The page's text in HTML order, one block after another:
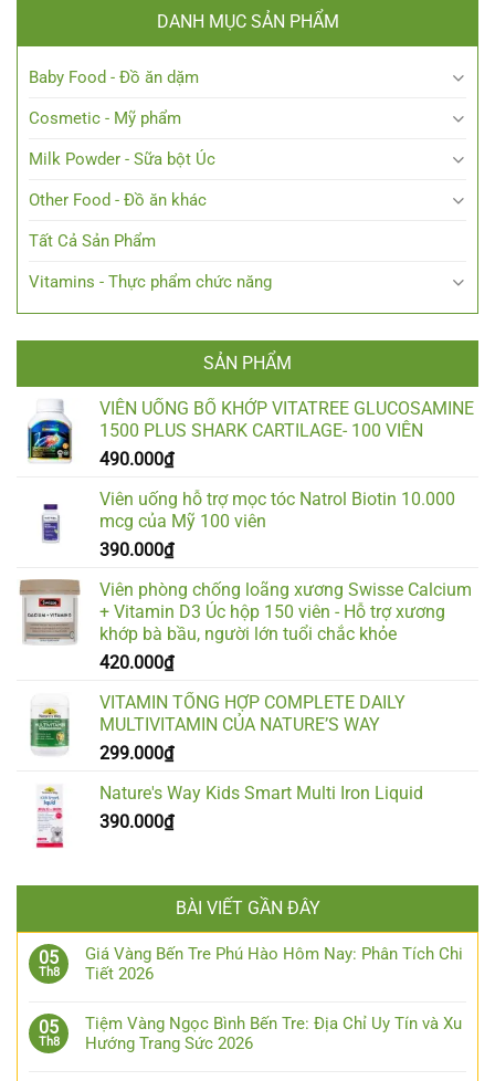
DANH MỤC SẢN PHẨM
Baby Food - Đồ ăn dặm
Cosmetic - Mỹ phẩm
Milk Powder - Sữa bột Úc
Other Food - Đồ ăn khác
Tất Cả Sản Phẩm
Vitamins - Thực phẩm chức năng
SẢN PHẨM
VIÊN UỐNG BỔ KHỚP VITATREE GLUCOSAMINE
1500 PLUS SHARK CARTILAGE- 100 VIÊN
490.000₫
Viên uống hỗ trợ mọc tóc Natrol Biotin 10.000
mcg của Mỹ 100 viên
390.000₫
Viên phòng chống loãng xương Swisse Calcium
+ Vitamin D3 Úc hộp 150 viên - Hỗ trợ xương
khớp bà bầu, người lớn tuổi chắc khỏe
420.000₫
VITAMIN TỔNG HỢP COMPLETE DAILY
MULTIVITAMIN CỦA NATURE’S WAY
299.000₫
Nature's Way Kids Smart Multi Iron Liquid
390.000₫
BÀI VIẾT GẦN ĐÂY
05
Th8
Giá Vàng Bến Tre Phú Hào Hôm Nay: Phân Tích Chi
Tiết 2026
05
Th8
Tiệm Vàng Ngọc Bình Bến Tre: Địa Chỉ Uy Tín và Xu
Hướng Trang Sức 2026